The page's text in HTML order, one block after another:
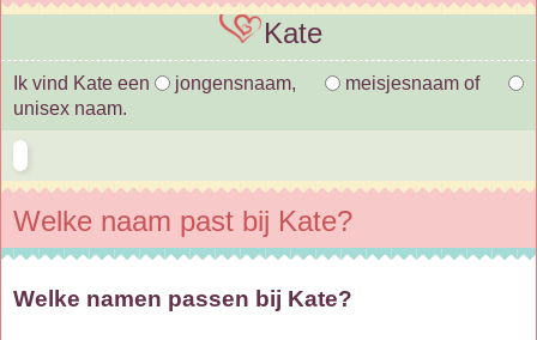
Kate
Ik vind Kate een jongensnaam,
meisjesnaam of
unisex naam.
Welke naam past bij Kate?
Welke namen passen bij Kate?